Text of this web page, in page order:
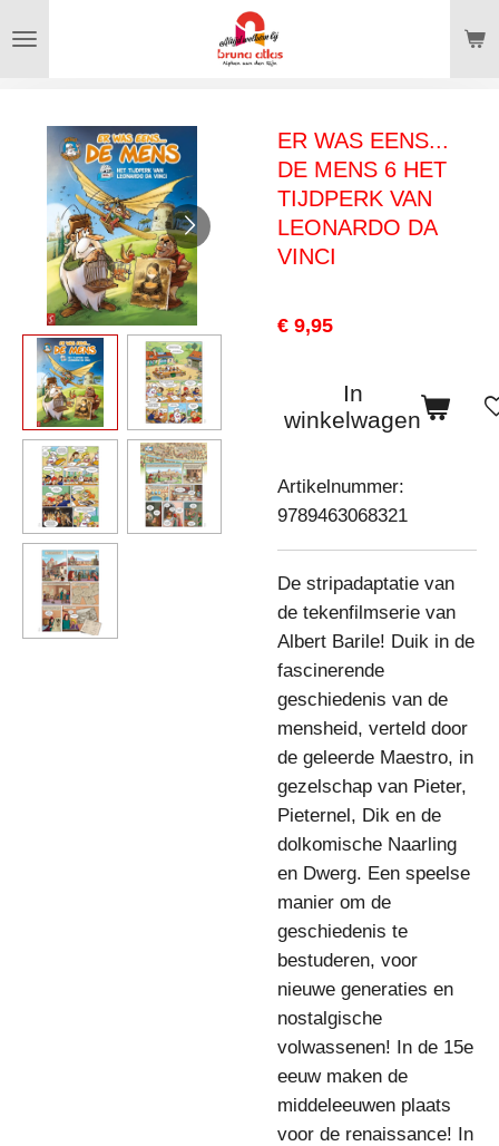
direct
hoofdinhoud
ER WAS EENS...
DE MENS 6 HET
TIJDPERK VAN
LEONARDO DA
VINCI
€ 9,95
In
winkelwagen
Artikelnummer:
9789463068321
De stripadaptatie van
de tekenfilmserie van
Albert Barile! Duik in de
fascinerende
geschiedenis van de
mensheid, verteld door
de geleerde Maestro, in
gezelschap van Pieter,
Pieternel, Dik en de
dolkomische Naarling
en Dwerg. Een speelse
manier om de
geschiedenis te
bestuderen, voor
nieuwe generaties en
nostalgische
volwassenen! In de 15e
eeuw maken de
middeleeuwen plaats
voor de renaissance! In